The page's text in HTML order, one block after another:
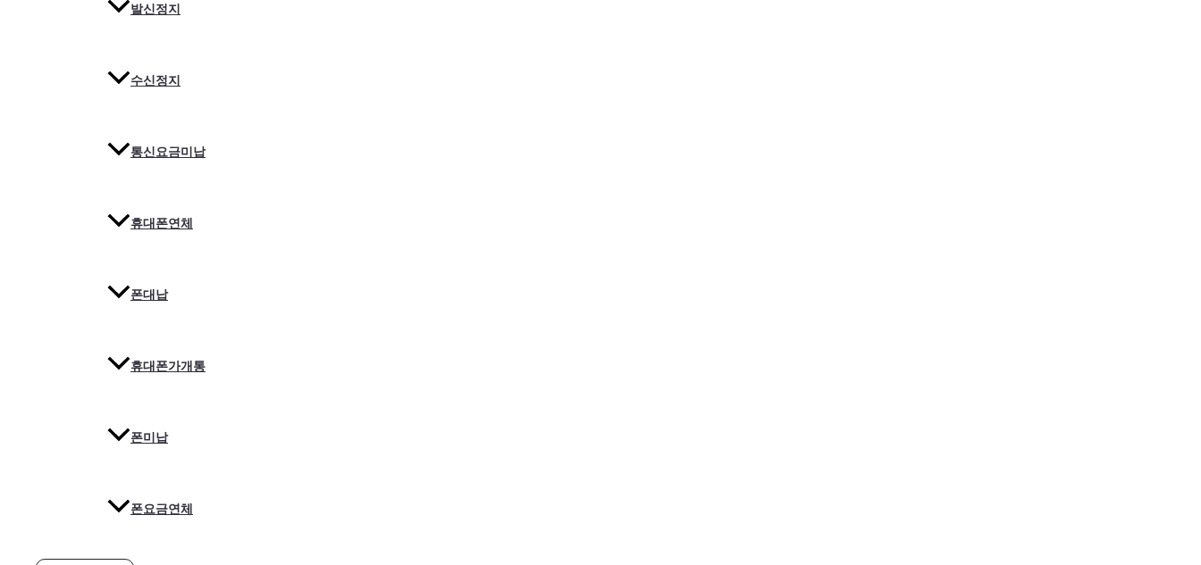
발신정지
수신정지
통신요금미납
휴대폰연체
폰대납
휴대폰가개통
폰미납
폰요금연체